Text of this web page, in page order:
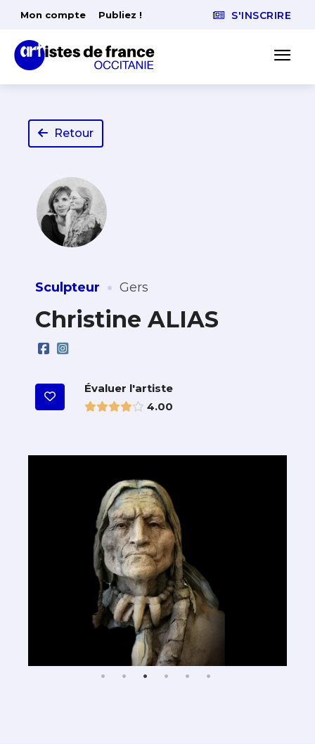
Mon compte Publiez ! S'INSCRIRE
Retour
Sculpteur · Gers
Christine ALIAS
Évaluer l'artiste
4.00